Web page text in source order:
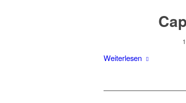
Weiterlesen